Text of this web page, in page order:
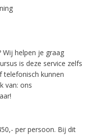
Wij helpen je graag
is deze service zelfs
telefonisch kunnen
van: ons
per persoon. Bij dit